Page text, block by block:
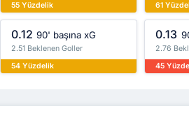
55 Yüzdelik
61
0.12 90' başına xG
2.51 Beklenen Goller
54 Yüzdelik
0.13
2.76
45